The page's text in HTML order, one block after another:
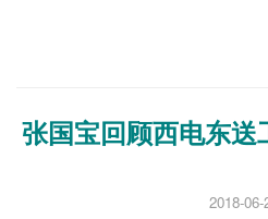
张国宝回顾西电东
2018-06-